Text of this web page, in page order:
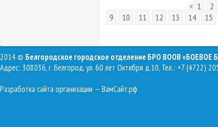
< 1
2
9
10 11 12 13 14 15
2014 © Белгородское городское отделение БРО ВООВ «БОЕВОЕ
Адрес: 308036, г. Белгород, ул. 60 лет Октября д.10, Тел.: +7 (4722)
Разработка сайта организации — ВамСайт.рф